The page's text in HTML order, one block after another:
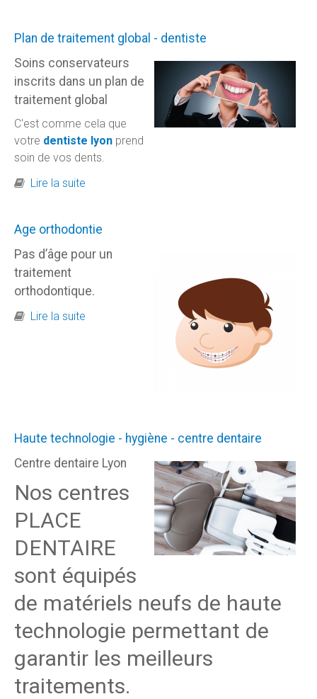
Plan de traitement global - dentiste
Soins conservateurs
inscrits dans un plan de
traitement global
C'est comme cela que
votre dentiste lyon prend
soin de vos dents.
Lire la suite
Age orthodontie
Pas d’âge pour un
traitement
orthodontique.
Lire la suite de Age orthodontie
Haute technologie - hygiène - centre dentaire
Centre dentaire Lyon
Nos centres
PLACE
DENTAIRE
sont équipés
de matériels neufs de haute
technologie permettant de
garantir les meilleurs
traitements.